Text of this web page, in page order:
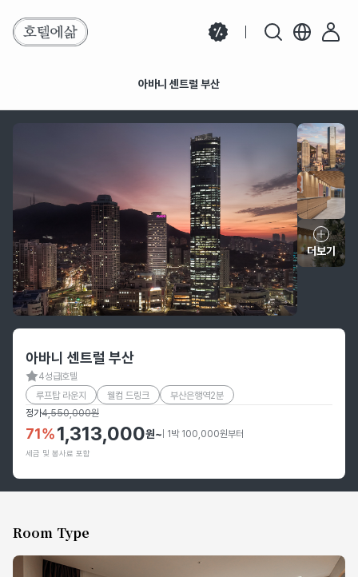
아바니 센트럴 부산
아바니 센트럴 부산
더보기
호텔 정보
아바니 센트럴 부산
4성급호텔
루프탑 라운지
웰컴 드링크
부산은행역2분
정가4,550,000원
71%1,313,000원~ | 1박 100,000원부터
세금 및 봉사료 포함
Room Type